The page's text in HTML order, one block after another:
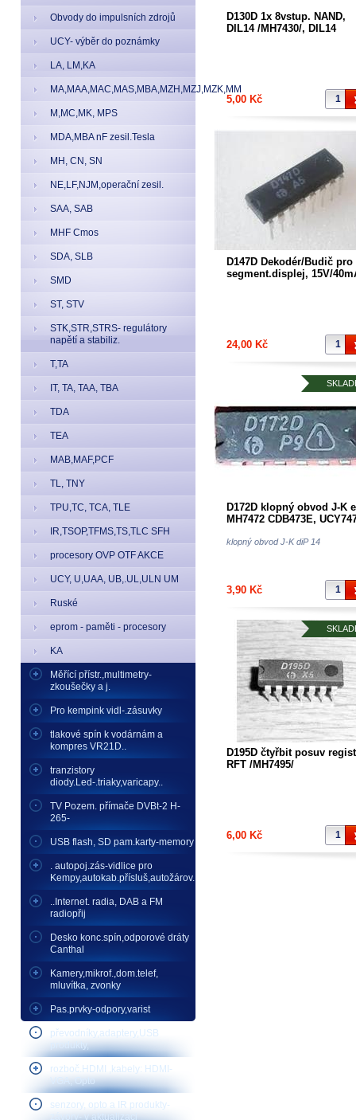
Obvody do impulsních zdrojů
UCY- výběr do poznámky
LA, LM,KA
MA,MAA,MAC,MAS,MBA,MZH,MZJ,MZK,MM
M,MC,MK, MPS
MDA,MBA nF zesil.Tesla
MH, CN, SN
NE,LF,NJM,operační zesil.
SAA, SAB
MHF Cmos
SDA, SLB
SMD
ST, STV
STK,STR,STRS- regulátory
napětí a stabiliz.
T,TA
IT, TA, TAA, TBA
TDA
TEA
MAB,MAF,PCF
TL, TNY
TPU,TC, TCA, TLE
IR,TSOP,TFMS,TS,TLC SFH
procesory OVP OTF AKCE
UCY, U,UAA, UB,.UL,ULN UM
Ruské
eprom - paměti - procesory
KA
Měřící přístr.,multimetry-
zkoušečky a j.
Pro kempink vidl-.zásuvky
tlakové spín k vodárnám a
kompres VR21D..
tranzistory
diody.Led-.triaky,varicapy..
TV Pozem. přímače DVBt-2 H-
265-
USB flash, SD pam.karty-memory
. autopoj.zás-vidlice pro
Kempy,autokab.přísluš,autožárov.
..Internet. radia, DAB a FM
radiopřij
Desko konc.spín,odporové dráty
Canthal
Kamery,mikrof.,dom.telef,
mluvítka, zvonky
Pas.prvky-odpory,varist
převodníky,adaptery,USB
produkty,
rozboč.HDMI ,kabely: HDMI-
VGA, Opto
senzory, opto a IR produkty-
závory- v aktualizaci
D130D 1x 8vstup. NAND,
DIL14 /MH7430/, DIL14
5,00 Kč
D147D Dekodér/Budič pro
segment.displej, 15V/
24,00 Kč
D172D klopný obvod J-K
MH7472 CDB473E,
klopný obvod J-K diP 14
3,90 Kč
D195D čtyřbit posuv
RFT /MH7495/
6,00 Kč